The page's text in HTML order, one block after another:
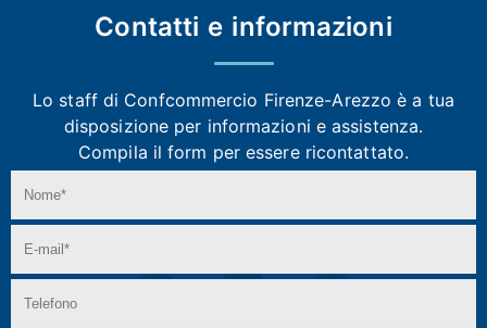
Contatti e informazioni
Lo staff di Confcommercio Firenze-Arezzoè a tua
disposizione per informazioni e assistenza.
Compila il form per essere ricontattato.